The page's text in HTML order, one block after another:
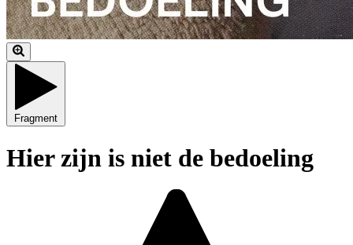
Fragment
Hier zijn is niet de bedoeling